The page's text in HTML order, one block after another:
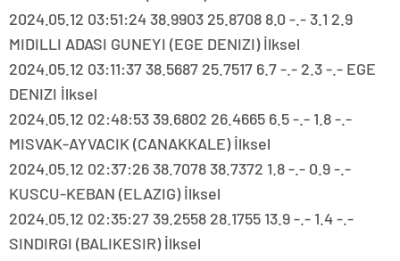
2024.05.12 03:51:24 38.9903 25.8708 8.0 -.- 3.1 2.9
MIDILLI ADASI GUNEYI (EGE DENIZI) İlksel
2024.05.12 03:11:37 38.5687 25.7517 6.7 -.- 2.3 -.- EGE
DENIZI İlksel
2024.05.12 02:48:53 39.6802 26.4665 6.5 -.- 1.8 -.-
MISVAK-AYVACIK (CANAKKALE) İlksel
2024.05.12 02:37:26 38.7078 38.7372 1.8 -.- 0.9 -.-
KUSCU-KEBAN (ELAZIG) İlksel
2024.05.12 02:35:27 39.2558 28.1755 13.9 -.- 1.4 -.-
SINDIRGI (BALIKESIR) İlksel